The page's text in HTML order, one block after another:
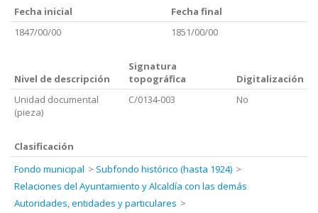
Fecha inicial
Fecha final
1847/00/00
1851/00/00
Nivel de descripción
Signatura
topográfica
Digitalización
Unidad documental
(pieza)
C/0134-003 No
Clasificación
Fondo municipal
Subfondo histórico (hasta 1924)
Relaciones del Ayuntamiento y Alcaldía con las demás
Autoridades, entidades y particulares